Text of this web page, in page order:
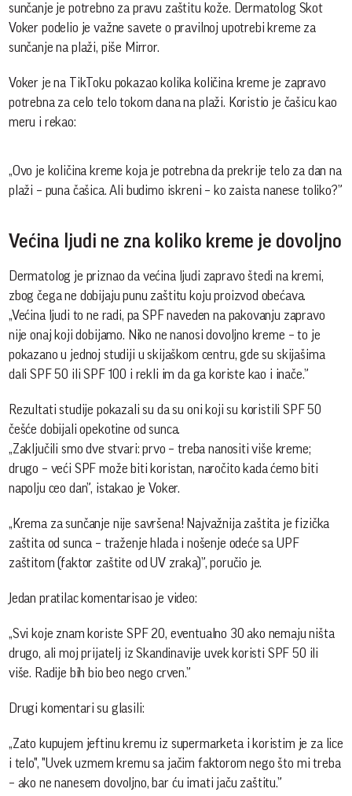
sunčanje je potrebno za pravu zaštitu kože. Dermatolog Skot
Voker podelio je važne savete o pravilnoj upotrebi kreme za
sunčanje na plaži, piše Mirror.
Voker je na TikToku pokazao kolika količina kreme je zapravo
potrebna za celo telo tokom dana na plaži. Koristio je čašicu kao
meru i rekao:
„Ovo je količina kreme koja je potrebna da prekrije telo za dan na
plaži – puna čašica. Ali budimo iskreni – ko zaista nanese toliko?”
Većina ljudi ne zna koliko kreme je dovoljno
Dermatolog je priznao da većina ljudi zapravo štedi na kremi,
zbog čega ne dobijaju punu zaštitu koju proizvod obećava.
„Većina ljudi to ne radi, pa SPF naveden na pakovanju zapravo
nije onaj koji dobijamo. Niko ne nanosi dovoljno kreme – to je
pokazano u jednoj studiji u skijaškom centru, gde su skijašima
dali SPF 50 ili SPF 100 i rekli im da ga koriste kao i inače.”
Rezultati studije pokazali su da su oni koji su koristili SPF 50
češće dobijali opekotine od sunca.
„Zaključili smo dve stvari: prvo – treba nanositi više kreme;
drugo – veći SPF može biti koristan, naročito kada ćemo biti
napolju ceo dan”, istakao je Voker.
„Krema za sunčanje nije savršena! Najvažnija zaštita je fizička
zaštita od sunca – traženje hlada i nošenje odeće sa UPF
zaštitom (faktor zaštite od UV zraka)”, poručio je.
Jedan pratilac komentarisao je video:
„Svi koje znam koriste SPF 20, eventualno 30 ako nemaju ništa
drugo, ali moj prijatelj iz Skandinavije uvek koristi SPF 50 ili
više. Radije bih bio beo nego crven.”
Drugi komentari su glasili:
„Zato kupujem jeftinu kremu iz supermarketa i koristim je za lice
i telo", "Uvek uzmem kremu sa jačim faktorom nego što mi treba
– ako ne nanesem dovoljno, bar ću imati jaču zaštitu.”